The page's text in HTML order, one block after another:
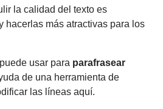
la calidad del texto es
hacerlas más atractivas para los
usar para parafrasear
de una herramienta de
las líneas aquí.